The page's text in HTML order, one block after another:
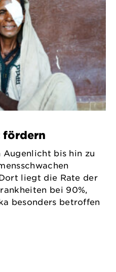
fördern
bis hin zu
liegt die Rate der
bei 90%,
besonders betroffen